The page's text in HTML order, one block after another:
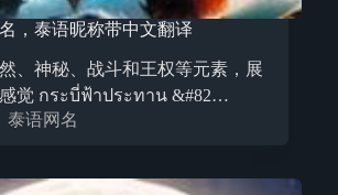
，泰语昵称带中文翻译
、神秘、战斗和王权等元素，展
觉 กระบี่ฟ้าประทาน &#82…
泰语网名